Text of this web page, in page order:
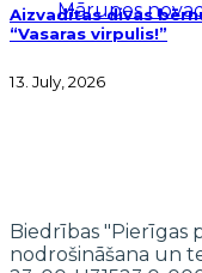
Aizvadītas divas
“Vasaras virpulis!”
13. July, 2026
Mārupes
Biedrības "Pierīgas
nodrošināšana un